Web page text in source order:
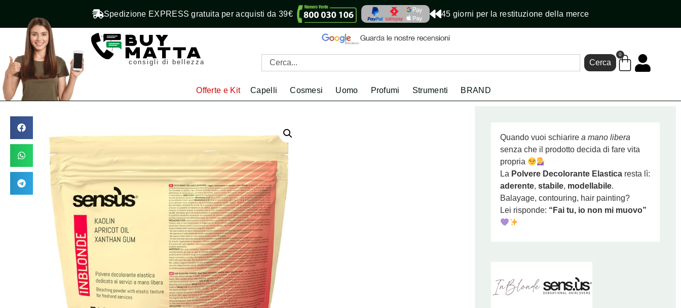
Spedizione EXPRESS gratuita per acquisti da 39€ 45 giorni per la restituzione della merce
consigli di bellezza Cerca
0
Offerte e Kit Capelli Cosmesi Uomo Profumi Strumenti BRAND
Quando vuoi schiarire a mano libera
senza che il prodotto decida di fare vita
propria
La Polvere Decolorante Elasticaresta lì:
aderente, stabile, modellabile.
Balayage, contouring, hair painting?
Lei risponde: “Fai tu, io non mi muovo”